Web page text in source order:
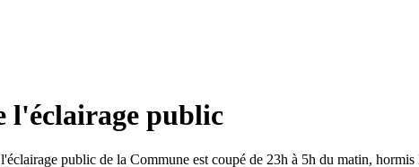
l'éclairage public
public de la Commune est coupé de 23h à 5h du matin, hormis